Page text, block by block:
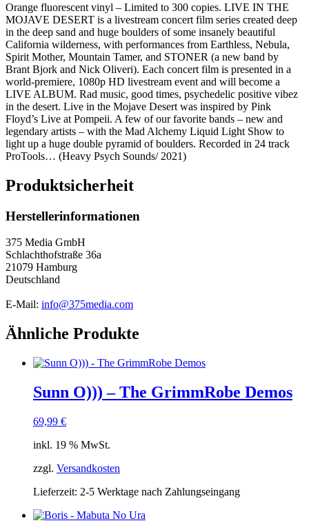
Orange fluorescent vinyl – Limited to 300 copies. LIVE IN THE
MOJAVE DESERT is a livestream concert film series created deep
in the deep sand and huge boulders of some insanely beautiful
California wilderness, with performances from Earthless, Nebula,
Spirit Mother, Mountain Tamer, and STONER (a new band by
Brant Bjork and Nick Oliveri). Each concert film is presented in a
world-premiere, 1080p HD livestream event and will become a
LIVE ALBUM. Rad music, good times, psychedelic positive vibez
in the desert. Live in the Mojave Desert was inspired by Pink
Floyd’s Live at Pompeii. A few of our favorite bands – new and
legendary artists – with the Mad Alchemy Liquid Light Show to
light up a huge double pyramid of boulders. Recorded in 24 track
ProTools… (Heavy Psych Sounds/ 2021)
Produktsicherheit
Herstellerinformationen
375 Media GmbH
Schlachthofstraße 36a
21079 Hamburg
Deutschland
E-Mail: info@375media.com
Ähnliche Produkte
Sunn O))) – The GrimmRobe Demos
69,99 €
inkl. 19 % MwSt.
zzgl. Versandkosten
Lieferzeit: 2-5 Werktage nach Zahlungseingang